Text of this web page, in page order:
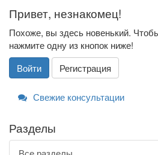
Привет, незнакомец!
Похоже, вы здесь новенький.
нажмите одну из кнопок ниже!
Войти
Регистрация
Свежие консультации
Разделы